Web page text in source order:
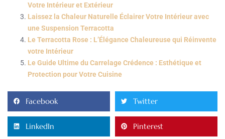
Votre Intérieur et Extérieur
Laissez la Chaleur Naturelle Éclairer Votre Intérieur avec
une Suspension Terracotta
Le Terracotta Rose : L’Élégance Chaleureuse qui Réinvente
votre Intérieur
Le Guide Ultime du Carrelage Crédence : Esthétique et
Protection pour Votre Cuisine
Facebook Twitter
LinkedIn Pinterest